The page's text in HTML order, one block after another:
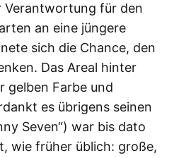
Verantwortung für den
an eine jüngere
sich die Chance, den
Das Areal hinter
gelben Farbe und
es übrigens seinen
Seven“) war bis dato
wie früher üblich: große,